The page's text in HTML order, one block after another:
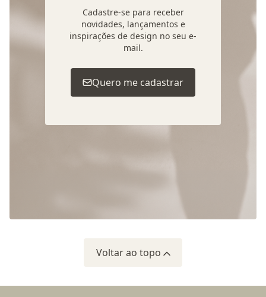
Cadastre-se para receber
novidades, lançamentos e
inspirações de design no seu e-
mail.
Quero me cadastrar
Voltar ao topo